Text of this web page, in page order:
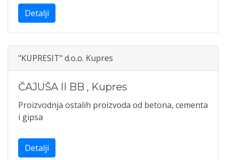
Detalji
"KUPRESIT" d.o.o. Kupres
ČAJUŠA II BB , Kupres
Proizvodnja ostalih proizvoda od betona, cementa
i gipsa
Detalji